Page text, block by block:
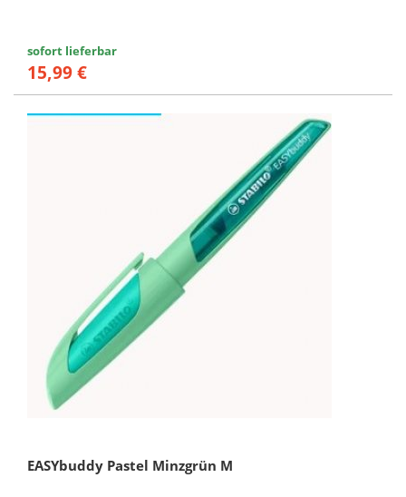
sofort lieferbar
15,99 €
EASYbuddy Pastel Minzgrün M